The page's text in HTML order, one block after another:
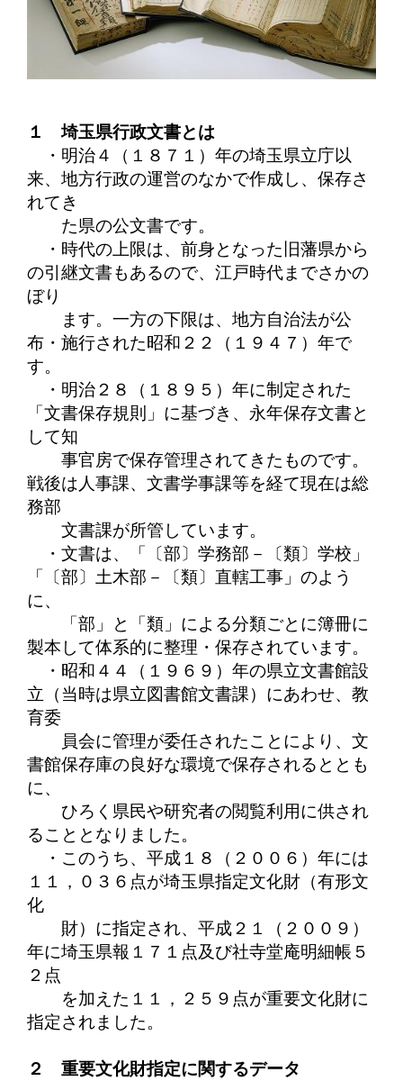
１ 埼玉県行政文書とは
・ 明治４（１８７１）年の埼玉県立庁以
来、地方行政の運営のなかで作成し、保存さ
れてき
た県の公文書です。
・時代の上限は、前身となった旧藩県から
の引継文書もあるので、江戸時代までさかの
ぼり
ます。一方の下限は、 地方自治法が公
布・施行された昭和２２（１９４７）年で
す。
・明治２８（１８９５）年に制定された
「文書保存規則」に基づき、永年保存文書と
して知
事官房で保存管理されてきたものです。
戦後は人事課、文書学事課等を経て現在は総
務部
文書課が所管しています。
・文書は、「〔部〕学務部－〔類〕学校」
「〔部〕土木部－〔類〕直轄工事」のよう
に、
「部」と「類」による分類ごとに簿冊に
製本して体系的に整理・保存されています。
・昭和４４（１９６９）年の県立文書館設
立（当時は県立図書館文書課）にあわせ、教
育委
員会に管理が委任されたことにより、文
書館保存庫の良好な環境で保存されるととも
に、
ひろく県民や研究者の閲覧利用に供され
ることとなりました。
・このうち、平成１８（２００６）年には
１１，０３６点が埼玉県指定文化財（有形文
化
財）に指定され、平成２１（２００９）
年に埼玉県報１７１点及び社寺堂庵明細帳５
２点
を加えた１１，２５９点が重要文化財に
指定されました。
２ 重要文化財指定に関するデータ